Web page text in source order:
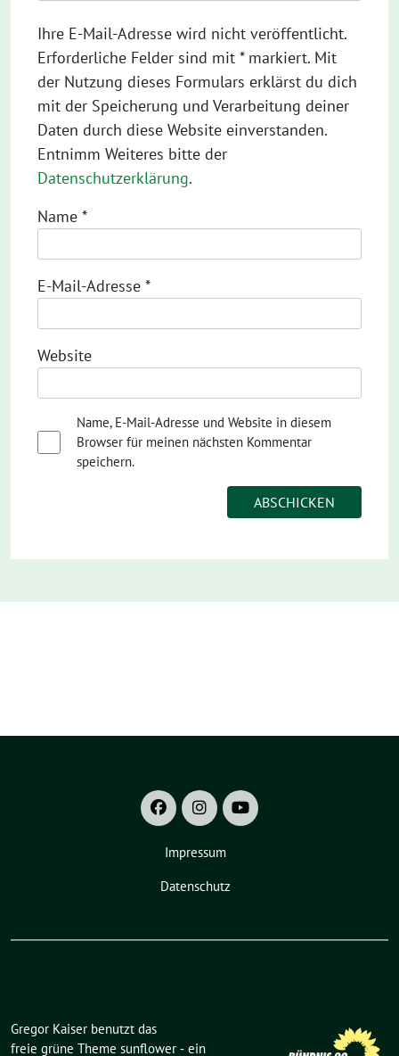
Ihre E-Mail-Adresse wird nicht veröffentlicht.
Erforderliche Felder sind mit * markiert. Mit
der Nutzung dieses Formulars erklärst du dich
mit der Speicherung und Verarbeitung deiner
Daten durch diese Website einverstanden.
Entnimm Weiteres bitte der
Datenschutzerklärung.
Name *
E-Mail-Adresse *
Website
Name, E-Mail-Adresse und Website in diesem
Browser für meinen nächsten Kommentar
speichern.
Impressum
Datenschutz
Gregor Kaiser benutzt das
freie grüne Theme sunflower ‐ ein